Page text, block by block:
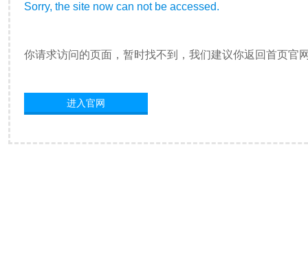
Sorry, the site now can not be accessed.
你请求访问的页面，暂时找不到，我们建议你返回首页官
进入官网